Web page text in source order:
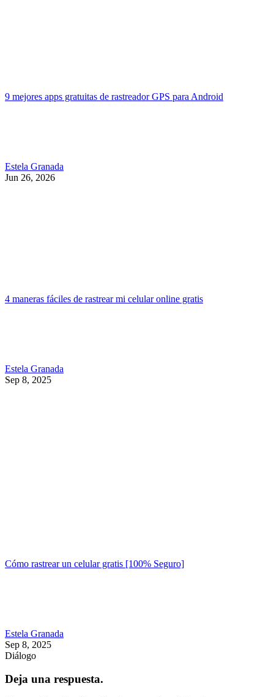
9 mejores apps gratuitas de rastreador GPS para Android
Estela Granada
Jun 26, 2026
4 maneras fáciles de rastrear mi celular online gratis
Estela Granada
Sep 8, 2025
Cómo rastrear un celular gratis [100% Seguro]
Estela Granada
Sep 8, 2025
Diálogo
Deja una respuesta.